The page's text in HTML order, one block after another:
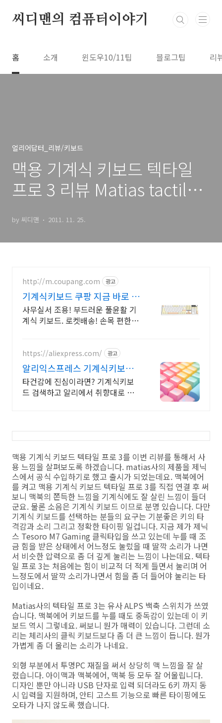
씨디맨의 컴퓨터이야기
홈 소개 윈도우10/11팁 블로그팁 리
얼리어답터_리뷰/키보드
맥용 기계식 키보드 텍타일
프로 3 리뷰 Matias tactile
by 씨디맨 2011. 11. 25.
http://m.coupang.com 광고
기계식키보드 쿠팡 지금 바로 경
험!
사무실서 조용! 부드러운 풀윤활 기
계식 키보드. 로켓배송! 손목 편한
https://aliexpress.com/ 광고
알리익스프레스 기계식키보드
내 맘에 쏙드는 오늘의 특가
타건감에 진심이라면? 기계식키보
드 검색하고 알리에서 취향대로 골
맥용 기계식 키보드 텍타일 프로 3를 이번 리뷰를 통해서 사
용 느낌을 살펴보도록 하겠습니다. matias사의 제품을 제닉
스에서 공식 수입하기로 했고 출시가 되었는데요. 맥북에어
를 켜고 맥용 기계식 키보드 텍타일 프로 3를 직접 연결 후 써
보니 맥북의 쫀득한 느낌을 기계식에도 잘 살린 느낌이 들더
군요. 물론 소음은 기계식 키보드 이므로 분명 있습니다. 다만
기계식 키보드를 선택하는 분들의 요구는 기분좋은 키의 타
격감과 소리 그리고 정확한 타이핑 일겁니다. 지금 제가 제닉
스 Tesoro M7 Gaming 클릭타입을 쓰고 있는데 누를 때 조
금 힘을 받은 상태에서 어느정도 눌렀을 때 딸깍 소리가 나면
서 비슷한 압력으로 좀 더 깊게 눌리는 느낌이 나는데요. 텍타
일 프로 3는 처음에는 힘이 비교적 더 적게 들면서 눌리며 어
느정도에서 딸깍 소리가나면서 힘을 좀 더 들어야 눌리는 타
입이네요.
Matias사의 텍타일 프로 3는 유사 ALPS 백축 스위치가 쓰였
습니다. 맥북에어 키보드를 누를 때도 중독감이 있는데 이 키
보드 역시 그렇네요. 써보니 뭔가 매력이 있습니다. 그런데 소
리는 체리사의 클릭 키보드보다 좀 더 큰 느낌이 듭니다. 뭔가
가볍게 좀 더 울리는 소리가 나네요.
외형 부분에서 투명PC 재질을 써서 상당히 맥 느낌을 잘 살
렸습니다. 아이맥과 맥북에어, 맥북 등 모두 잘 어울립니다.
디자인 뿐만 아니라 USB 단자로 입력 되더라도 6키 까지 동
시 입력을 지원하며, 안티 고스트 기능으로 빠른 타이핑에도
오타가 나지 않도록 했습니다.